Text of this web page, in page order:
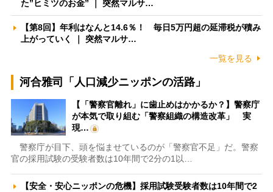
た”ヒミツのお金” ｜ 突然マルサ…
【第8回】年利はなんと14.6％！ 毎日5万円超の延滞税が積み
上がっていく ｜ 突然マルサ…
一覧を見る
河合雅司「人口減少ニッポンの活路」
【「警察官離れ」に歯止めはかかるか？】警察庁
が本気で取り組む「警察組織の構造改革」 実
現…
警察庁が目下、頭を悩ませているのが「警察官不足」だ。警察
官の採用試験の受験者数は10年間で2分の1以…
【安全・安心ニッポンの危機】採用試験受験者数は10年間で2